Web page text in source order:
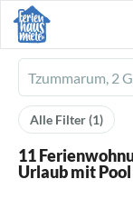
Ferienhausmiete
logo
Alle Filter(1)
11
Urlaub mit